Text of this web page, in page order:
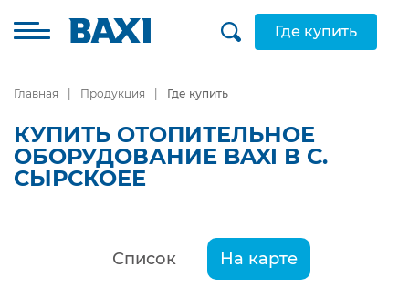
Где купить
Главная Продукция Где купить
КУПИТЬ ОТОПИТЕЛЬНОЕ
ОБОРУДОВАНИЕ BAXI В С.
СЫРСКОЕЕ
Список На карте